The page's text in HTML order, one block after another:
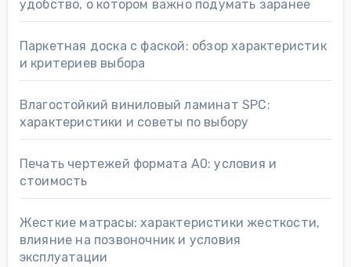
удобство, о котором важно подумать заранее
Паркетная доска с фаской: обзор характеристик
и критериев выбора
Влагостойкий виниловый ламинат SPC:
характеристики и советы по выбору
Печать чертежей формата А0: условия и
стоимость
Жесткие матрасы: характеристики жесткости,
влияние на позвоночник и условия
эксплуатации